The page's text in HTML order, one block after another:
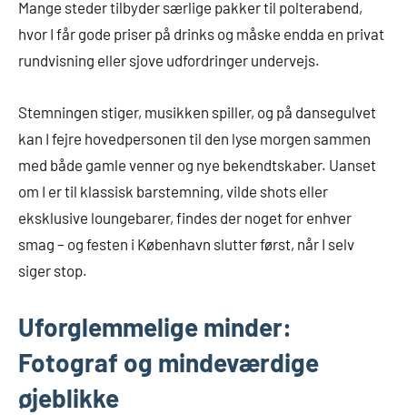
Mange steder tilbyder særlige pakker til polterabend,
hvor I får gode priser på drinks og måske endda en privat
rundvisning eller sjove udfordringer undervejs.
Stemningen stiger, musikken spiller, og på dansegulvet
kan I fejre hovedpersonen til den lyse morgen sammen
med både gamle venner og nye bekendtskaber. Uanset
om I er til klassisk barstemning, vilde shots eller
eksklusive loungebarer, findes der noget for enhver
smag – og festen i København slutter først, når I selv
siger stop.
Uforglemmelige minder:
Fotograf og mindeværdige
øjeblikke